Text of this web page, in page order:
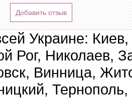
Добавить отзыв
Украине:
Рог, Николаев,
Винница,
Тернополь,